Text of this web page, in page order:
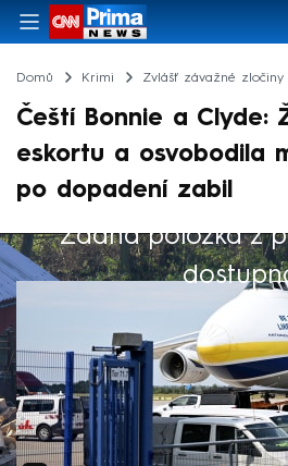
Domů Krimi Zvlášť závažné zločiny
Čeští Bonnie a Clyde:
eskortu a osvobodila
po dopadení zabil
Žádná položka z
Výběr redakce